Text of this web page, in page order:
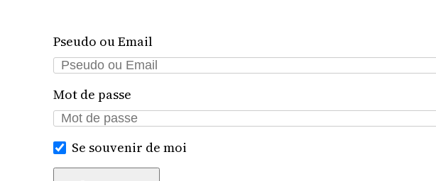
Pseudo ou Email
Mot de passe
Se souvenir de moi